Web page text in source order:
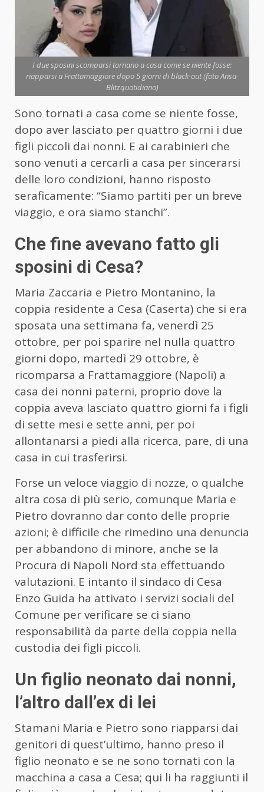
I due sposini scomparsi tornano a casa come se niente fosse:
riapparsi a Frattamaggiore dopo 5 giorni di black-out (foto Ansa-
Blitzquotidiano)
Sono tornati a casa come se niente fosse,
dopo aver lasciato per quattro giorni i due
figli piccoli dai nonni. E ai carabinieri che
sono venuti a cercarli a casa per sincerarsi
delle loro condizioni, hanno risposto
seraficamente: “Siamo partiti per un breve
viaggio, e ora siamo stanchi”.
Che fine avevano fatto gli
sposini di Cesa?
Maria Zaccaria e Pietro Montanino, la
coppia residente a Cesa (Caserta) che si era
sposata una settimana fa, venerdì 25
ottobre, per poi sparire nel nulla quattro
giorni dopo, martedì 29 ottobre, è
ricomparsa a Frattamaggiore (Napoli) a
casa dei nonni paterni, proprio dove la
coppia aveva lasciato quattro giorni fa i figli
di sette mesi e sette anni, per poi
allontanarsi a piedi alla ricerca, pare, di una
casa in cui trasferirsi.
Forse un veloce viaggio di nozze, o qualche
altra cosa di più serio, comunque Maria e
Pietro dovranno dar conto delle proprie
azioni; è difficile che rimedino una denuncia
per abbandono di minore, anche se la
Procura di Napoli Nord sta effettuando
valutazioni. E intanto il sindaco di Cesa
Enzo Guida ha attivato i servizi sociali del
Comune per verificare se ci siano
responsabilità da parte della coppia nella
custodia dei figli piccoli.
Un figlio neonato dai nonni,
l’altro dall’ex di lei
Stamani Maria e Pietro sono riapparsi dai
genitori di quest’ultimo, hanno preso il
figlio neonato e se ne sono tornati con la
macchina a casa a Cesa; qui li ha raggiunti il